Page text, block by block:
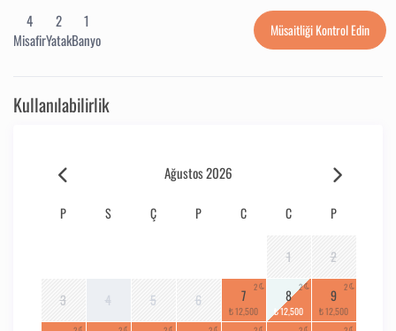
Misafir
4
Yatak
2
Banyo
1 Müsaitliği Kontrol Edin
Kullanılabilirlik
Ağustos 2026
P S Ç P C C P
1 2
3 4 5 6 7
₺ 12,500
2 8
₺ 12,500
2 9
₺ 12,500
2